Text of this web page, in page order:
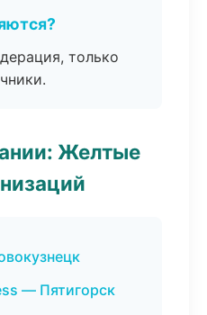
только
Желтые
— Пятигорск